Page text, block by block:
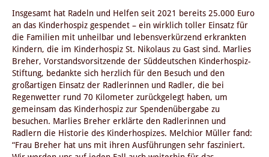
Insgesamt hat Radeln und Helfen seit 2021 bereits 25.000 Euro
an das Kinderhospiz gespendet – ein wirklich toller Einsatz für
die Familien mit unheilbar und lebensverkürzend erkrankten
Kindern, die im Kinderhospiz St. Nikolaus zu Gast sind. Marlies
Breher, Vorstandsvorsitzende der Süddeutschen Kinderhospiz-
Stiftung, bedankte sich herzlich für den Besuch und den
großartigen Einsatz der Radlerinnen und Radler, die bei
Regenwetter rund 70 Kilometer zurückgelegt haben, um
gemeinsam das Kinderhospiz zur Spendenübergabe zu
besuchen. Marlies Breher erklärte den Radlerinnen und
Radlern die Historie des Kinderhospizes. Melchior Müller fand:
“Frau Breher hat uns mit ihren Ausführungen sehr fasziniert.